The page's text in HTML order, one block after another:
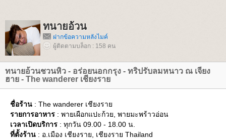
ทนายอ้วน
ฝากข้อความหลังไมค์
ผู้ติดตามบล็อก : 158 คน
ทนายอ้วนชวนหิว - อร่อยนอกกรุง - ทริปรับลมหนาว ณ เจียง
ฮาย - The wanderer เชียงรา
ชื่อร้าน : The wanderer เชียงรา
รายการอาหาร : พายเผือกแปะก้วย, พายมะพร้าวอ่อน
เวลาเปิดบริการ : ทุกวัน 09.00 - 18.00 น.
ที่ตั้งร้าน : อ.เมือง เชียงราย, เชียงราย Thailand